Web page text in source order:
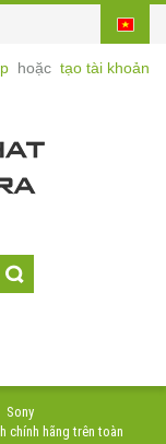
hoặc tạo tài khoản
Sony
chính hãng trên toàn